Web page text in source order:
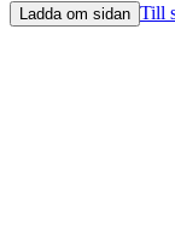
Ladda om sidan Till